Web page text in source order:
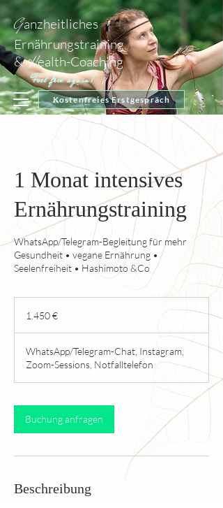
Ganzheitliches
Ernährungstraining
&Health-Coaching
Feel free again!
Kostenfreies Erstgespräch
1 Monat intensives
Ernährungstraining
WhatsApp/Telegram-Begleitung für mehr
Gesundheit • vegane Ernährung •
Seelenfreiheit • Hashimoto &Co
1.450 €
WhatsApp/Telegram-Chat, Instagram,
Zoom-Sessions, Notfalltelefon
Buchung anfragen
Beschreibung